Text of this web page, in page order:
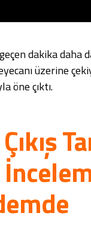
dakika daha
üzerine
öne çıktı.